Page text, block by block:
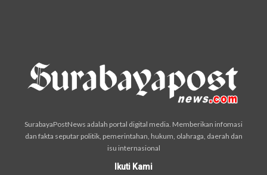
SurabayaPostNews adalah portal digital media. Memberikan infomasi
dan fakta seputar politik, pemerintahan, hukum, olahraga, daerah dan
isu internasional
Ikuti Kami